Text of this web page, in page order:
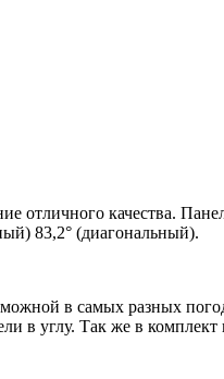
отличного качества.
83,2° (диагональный).
в самых разных
в углу. Так же в комплект